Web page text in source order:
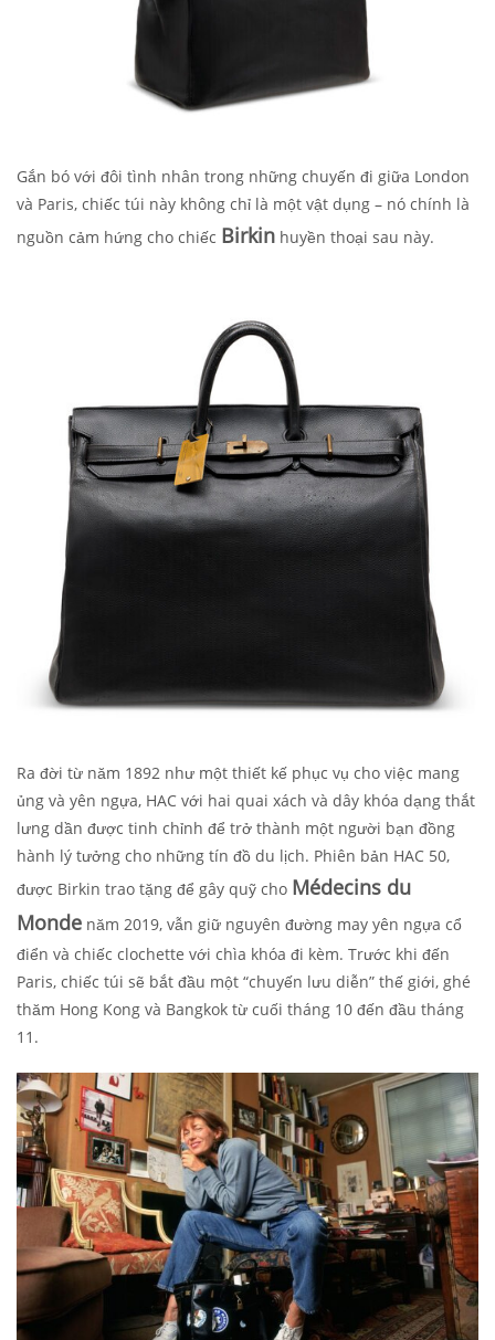
Gắn bó với đôi tình nhân trong những chuyến đi giữa London
và Paris, chiếc túi này không chỉ là một vật dụng – nó chính là
nguồn cảm hứng cho chiếc Birkin huyền thoại sau này.
Ra đời từ năm 1892 như một thiết kế phục vụ cho việc mang
ủng và yên ngựa, HAC với hai quai xách và dây khóa dạng thắt
lưng dần được tinh chỉnh để trở thành một người bạn đồng
hành lý tưởng cho những tín đồ du lịch. Phiên bản HAC 50,
được Birkin trao tặng để gây quỹ cho Médecins du
Monde năm 2019, vẫn giữ nguyên đường may yên ngựa cổ
điển và chiếc clochette với chìa khóa đi kèm. Trước khi đến
Paris, chiếc túi sẽ bắt đầu một “chuyến lưu diễn” thế giới, ghé
thăm Hong Kong và Bangkok từ cuối tháng 10 đến đầu tháng
11.